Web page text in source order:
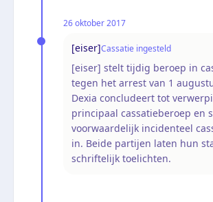
26 oktober 2017
[eiser]Cassatie ingesteld
[eiser] stelt tijdig beroep in
tegen het arrest van 1
Dexia concludeert tot
principaal cassatieberoep en
voorwaardelijk incidenteel
in. Beide partijen laten hun
schriftelijk toelichten.